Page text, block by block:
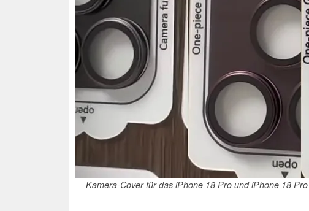
Kamera-Cover für das iPhone 18 Pro und iPhone 18